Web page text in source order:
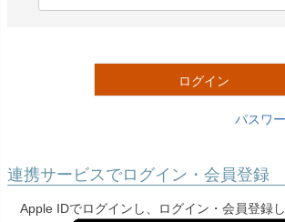
ログイン
パスワ
連携サービスでログイン・会員登録
Apple IDでログインし、ログイン・会員登録